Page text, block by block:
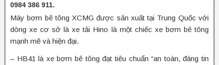
0984 386 911.
Máy bơm bê tông XCMG được sản xuất tại Trung Quốc với
dòng xe cơ sở là xe tải Hino là một chiếc xe bơm bê tông
mạnh mẽ và hiện đại.
– HB41 là xe bơm bê tông đạt tiêu chuẩn “an toàn, đáng tin